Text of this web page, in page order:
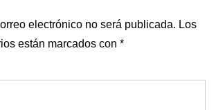
electrónico no será publicada. Los
están marcados con *